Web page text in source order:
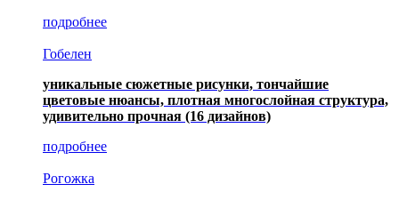
подробнее
Гобелен
уникальные сюжетные рисунки, тончайшие
цветовые нюансы, плотная многослойная структура,
удивительно прочная (16 дизайнов)
подробнее
Рогожка